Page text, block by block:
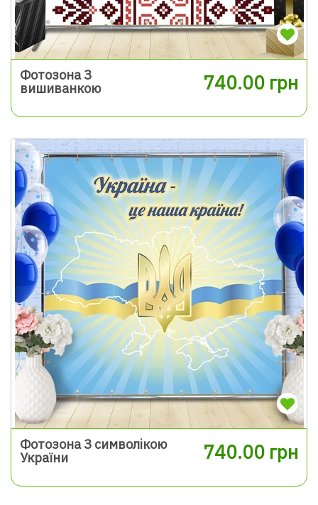
Фотозона З
вишиванкою
740.00 грн
Фотозона З символікою
України
740.00 грн